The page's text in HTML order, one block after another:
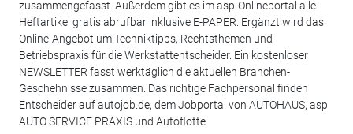
zusammengefasst. Außerdem gibt es im asp-Onlineportal alle
Heftartikel gratis abrufbar inklusive E-PAPER. Ergänzt wird das
Online-Angebot um Techniktipps, Rechtsthemen und
Betriebspraxis für die Werkstattentscheider. Ein kostenloser
NEWSLETTER fasst werktäglich die aktuellen Branchen-
Geschehnisse zusammen. Das richtige Fachpersonal finden
Entscheider auf autojob.de, dem Jobportal von AUTOHAUS, asp
AUTO SERVICE PRAXIS und Autoflotte.